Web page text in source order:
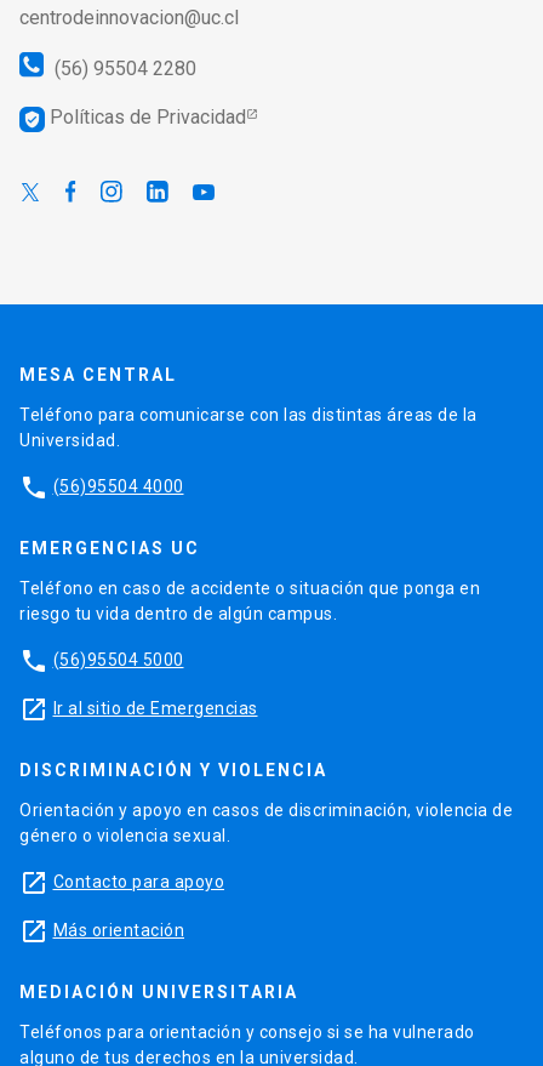
centrodeinnovacion@uc.cl
(56) 95504 2280
verified_user Políticas de Privacidad
MESA CENTRAL
Teléfono para comunicarse con las distintas áreas de la
Universidad.
phone (56)95504 4000
EMERGENCIAS UC
Teléfono en caso de accidente o situación que ponga en
riesgo tu vida dentro de algún campus.
phone (56)95504 5000
launch Ir al sitio de Emergencias
DISCRIMINACIÓN Y VIOLENCIA
Orientación y apoyo en casos de discriminación, violencia de
género o violencia sexual.
launch Contacto para apoyo
launch Más orientación
MEDIACIÓN UNIVERSITARIA
Teléfonos para orientación y consejo si se ha vulnerado
alguno de tus derechos en la universidad.